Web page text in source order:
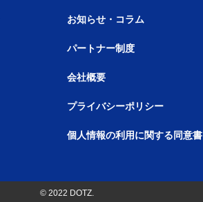
お知らせ・コラム
パートナー制度
会社概要
プライバシーポリシー
個人情報の利用に関する同意書
© 2022 DOTZ.